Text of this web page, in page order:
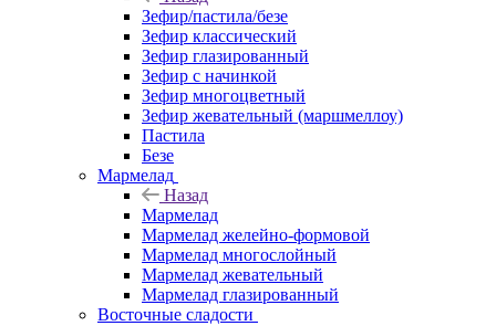
Зефир/пастила/безе
Зефир классический
Зефир глазированный
Зефир с начинкой
Зефир многоцветный
Зефир жевательный (маршмеллоу)
Пастила
Безе
Мармелад
Назад
Мармелад
Мармелад желейно-формовой
Мармелад многослойный
Мармелад жевательный
Мармелад глазированный
Восточные сладости